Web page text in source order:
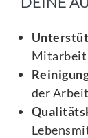
Mitarbeit
der